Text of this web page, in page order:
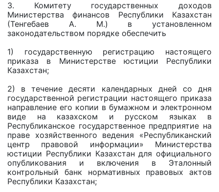
3. Комитету государственных доходов
Министерства финансов Республики Казахстан
(Тенгебаев А. М.) в установленном
законодательством порядке обеспечить
1) государственную регистрацию настоящего
приказа в Министерстве юстиции Республики
Казахстан;
2) в течение десяти календарных дней со дня
государственной регистрации настоящего приказа
направление его копии в бумажном и электронном
виде на казахском и русском языках в
Республиканское государственное предприятие на
праве хозяйственного ведения «Республиканский
центр правовой информации» Министерства
юстиции Республики Казахстан для официального
опубликования и включения в Эталонный
контрольный банк нормативных правовых актов
Республики Казахстан;